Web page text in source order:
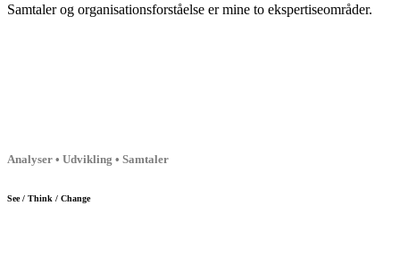
Samtaler og organisationsforståelse er mine to ekspertiseområder.
Analyser • Udvikling • Samtaler
See / Think / Change